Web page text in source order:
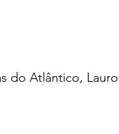
do Atlântico,